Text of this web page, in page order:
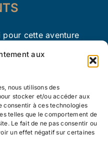
aux
nous utilisons des
stocker et/ou accéder aux
consentir à ces technologies
telles que le comportement de
Le fait de ne pas consentir ou
un effet négatif sur certaines
pour cette aventure
!
chez les tout petits